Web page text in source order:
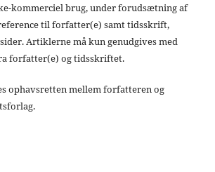
kommerciel brug, under forudsætning af
til forfatter(e) samt tidsskrift,
Artiklerne må kun genudgives med
forfatter(e) og tidsskriftet.
ophavsretten mellem forfatteren og